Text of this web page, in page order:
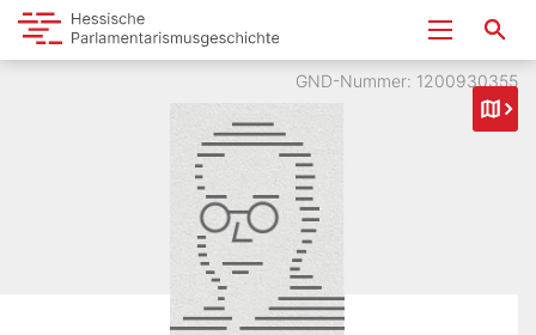
GND-Nummer: 1200930355